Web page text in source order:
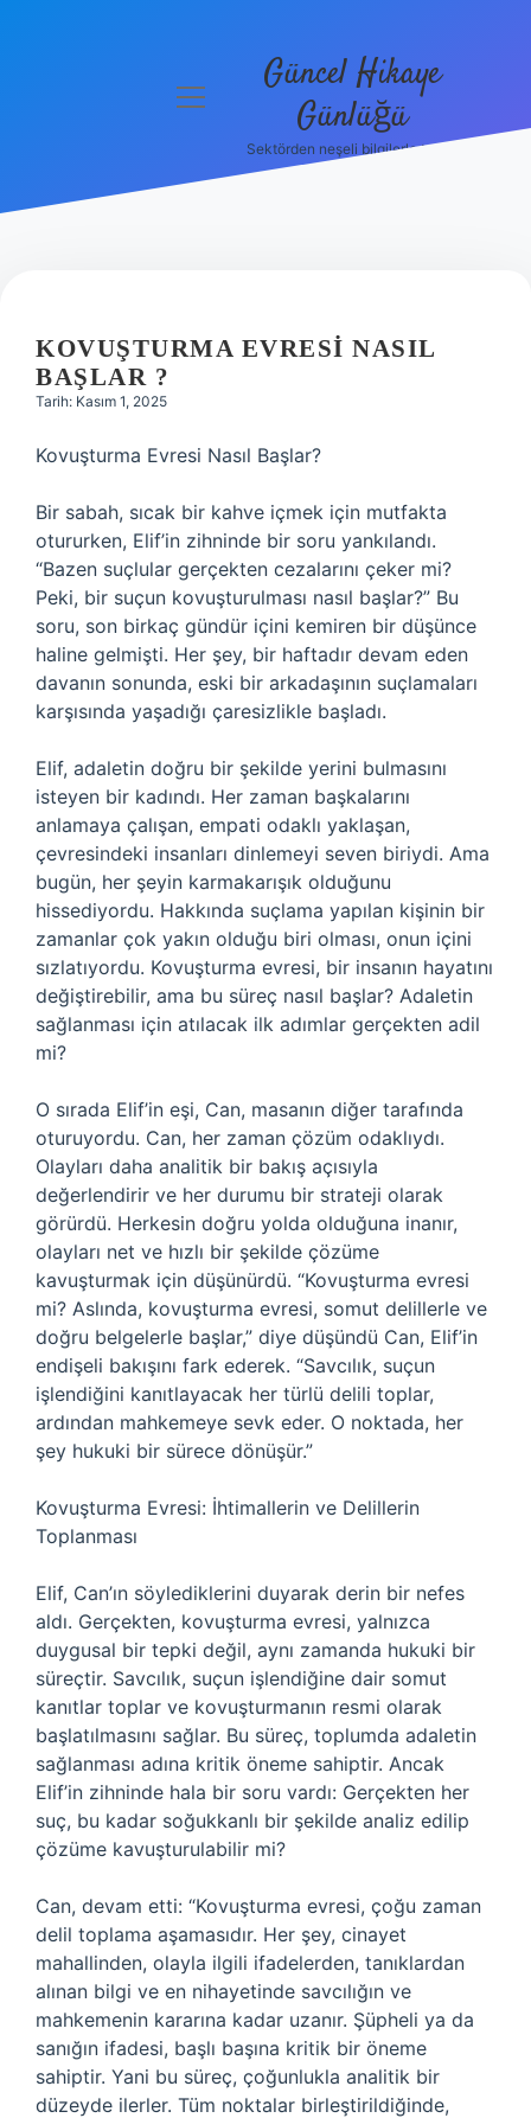
Hakkımızda
menüyü
Güncel Hikaye
Günlüğü
Sektörden neşeli bilgilerle tanış!
KOVUŞTURMA EVRESI NASIL
BAŞLAR ?
Tarih: Kasım 1, 2025
Kovuşturma Evresi Nasıl Başlar?
Bir sabah, sıcak bir kahve içmek için mutfakta
otururken, Elif’in zihninde bir soru yankılandı.
“Bazen suçlular gerçekten cezalarını çeker mi?
Peki, bir suçun kovuşturulması nasıl başlar?” Bu
soru, son birkaç gündür içini kemiren bir düşünce
haline gelmişti. Her şey, bir haftadır devam eden
davanın sonunda, eski bir arkadaşının suçlamaları
karşısında yaşadığı çaresizlikle başladı.
Elif, adaletin doğru bir şekilde yerini bulmasını
isteyen bir kadındı. Her zaman başkalarını
anlamaya çalışan, empati odaklı yaklaşan,
çevresindeki insanları dinlemeyi seven biriydi. Ama
bugün, her şeyin karmakarışık olduğunu
hissediyordu. Hakkında suçlama yapılan kişinin bir
zamanlar çok yakın olduğu biri olması, onun içini
sızlatıyordu. Kovuşturma evresi, bir insanın hayatını
değiştirebilir, ama bu süreç nasıl başlar? Adaletin
sağlanması için atılacak ilk adımlar gerçekten adil
mi?
O sırada Elif’in eşi, Can, masanın diğer tarafında
oturuyordu. Can, her zaman çözüm odaklıydı.
Olayları daha analitik bir bakış açısıyla
değerlendirir ve her durumu bir strateji olarak
görürdü. Herkesin doğru yolda olduğuna inanır,
olayları net ve hızlı bir şekilde çözüme
kavuşturmak için düşünürdü. “Kovuşturma evresi
mi? Aslında, kovuşturma evresi, somut delillerle ve
doğru belgelerle başlar,” diye düşündü Can, Elif’in
endişeli bakışını fark ederek. “Savcılık, suçun
işlendiğini kanıtlayacak her türlü delili toplar,
ardından mahkemeye sevk eder. O noktada, her
şey hukuki bir sürece dönüşür.”
Kovuşturma Evresi: İhtimallerin ve Delillerin
Toplanması
Elif, Can’ın söylediklerini duyarak derin bir nefes
aldı. Gerçekten, kovuşturma evresi, yalnızca
duygusal bir tepki değil, aynı zamanda hukuki bir
süreçtir. Savcılık, suçun işlendiğine dair somut
kanıtlar toplar ve kovuşturmanın resmi olarak
başlatılmasını sağlar. Bu süreç, toplumda adaletin
sağlanması adına kritik öneme sahiptir. Ancak
Elif’in zihninde hala bir soru vardı: Gerçekten her
suç, bu kadar soğukkanlı bir şekilde analiz edilip
çözüme kavuşturulabilir mi?
Can, devam etti: “Kovuşturma evresi, çoğu zaman
delil toplama aşamasıdır. Her şey, cinayet
mahallinden, olayla ilgili ifadelerden, tanıklardan
alınan bilgi ve en nihayetinde savcılığın ve
mahkemenin kararına kadar uzanır. Şüpheli ya da
sanığın ifadesi, başlı başına kritik bir öneme
sahiptir. Yani bu süreç, çoğunlukla analitik bir
düzeyde ilerler. Tüm noktalar birleştirildiğinde,